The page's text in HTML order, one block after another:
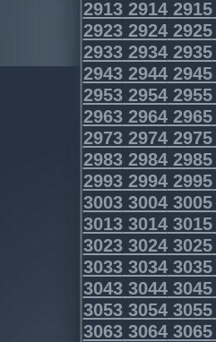
291329142915
292329242925
293329342935
294329442945
295329542955
296329642965
297329742975
298329842985
299329942995
300330043005
301330143015
302330243025
303330343035
304330443045
305330543055
306330643065